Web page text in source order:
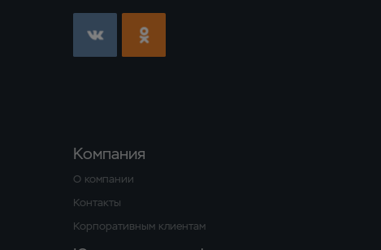
Компания
О компании
Контакты
Корпоративным клиентам